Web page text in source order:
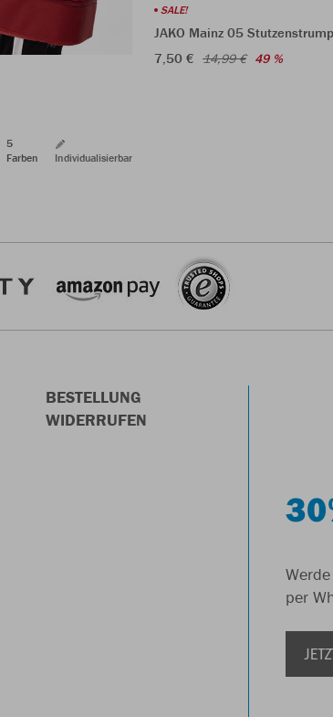
5
Farben
Individualisierbar
SALE!
JAKO Mainz 05
7,50 € 14,99 € 49 %
BESTELLUNG
WIDERRUFEN
per